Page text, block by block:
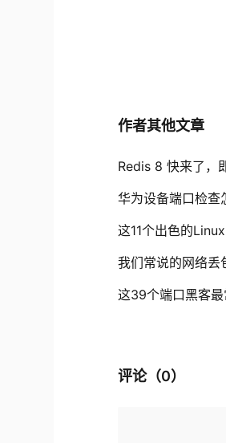
作者其他文章
Redis 8 快来了，
华为设备端口检查
这11个出色的
我们常说的网络丢
这39个端口黑客最
评论（0）